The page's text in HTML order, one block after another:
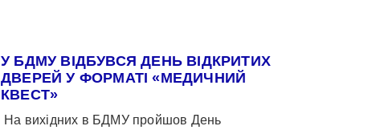
У БДМУ ВІДБУВСЯ ДЕНЬ ВІДКРИТИХ
ДВЕРЕЙ У ФОРМАТІ «МЕДИЧНИЙ
КВЕСТ»
На вихідних в БДМУ пройшов День